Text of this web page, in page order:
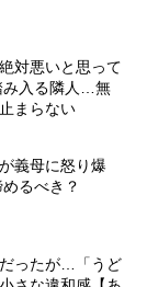
対悪いと思って
み入る隣人…無
まらない
義母に怒り爆
るべき？
ったが…「うど